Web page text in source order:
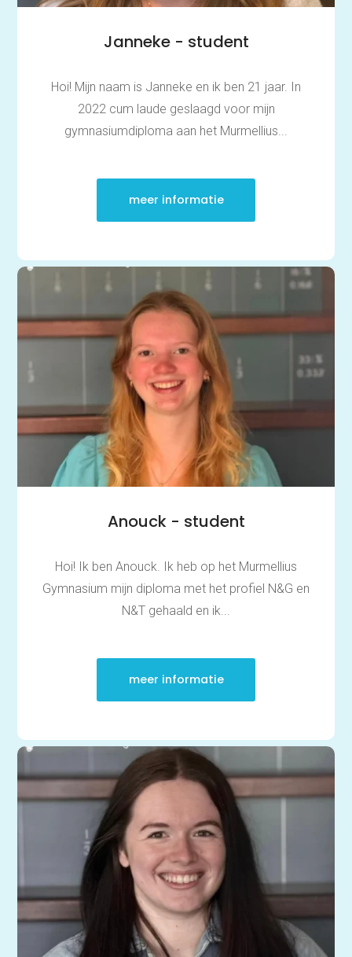
Janneke - student
Hoi! Mijn naam is Janneke en ik ben 21 jaar. In
2022 cum laude geslaagd voor mijn
gymnasiumdiploma aan het Murmellius...
meer informatie
Anouck - student
Hoi! Ik ben Anouck. Ik heb op het Murmellius
Gymnasium mijn diploma met het profiel N&G en
N&T gehaald en ik...
meer informatie